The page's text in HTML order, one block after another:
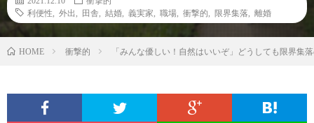
利便性
外出 田舎 結婚 義実家 職場 衝撃的 限界集落 離婚
HOME 衝撃的 「みんな優しい！自然はいいぞ」どうしても限界